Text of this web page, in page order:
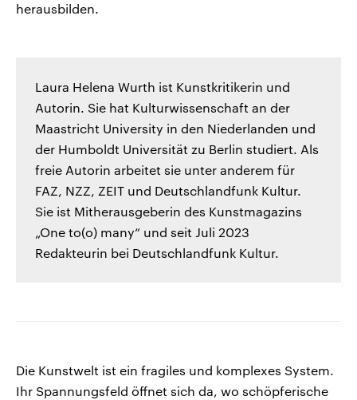
herausbilden.
Laura Helena Wurth ist Kunstkritikerin und
Autorin. Sie hat Kulturwissenschaft an der
Maastricht University in den Niederlanden und
der Humboldt Universität zu Berlin studiert. Als
freie Autorin arbeitet sie unter anderem für
FAZ, NZZ, ZEIT und Deutschlandfunk Kultur.
Sie ist Mitherausgeberin des Kunstmagazins
„One to(o) many“ und seit Juli 2023
Redakteurin bei Deutschlandfunk Kultur.
Die Kunstwelt ist ein fragiles und komplexes System.
Ihr Spannungsfeld öffnet sich da, wo schöpferische